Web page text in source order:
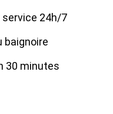
service 24h/7
baignoire
30 minutes